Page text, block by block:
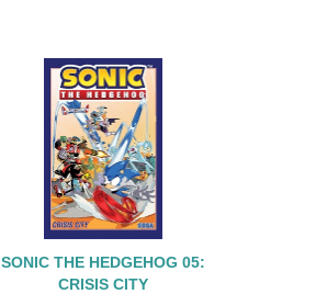
SONIC THE HEDGEHOG 05:
CRISIS CITY